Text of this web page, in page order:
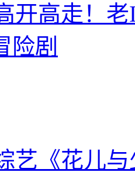
开高走！
险剧
艺《花儿